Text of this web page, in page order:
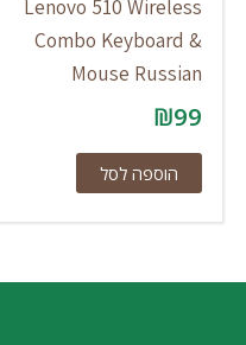
Lenovo 510 Wireless
Combo Keyboard &
Mouse Russian
₪99
הוספה לסל